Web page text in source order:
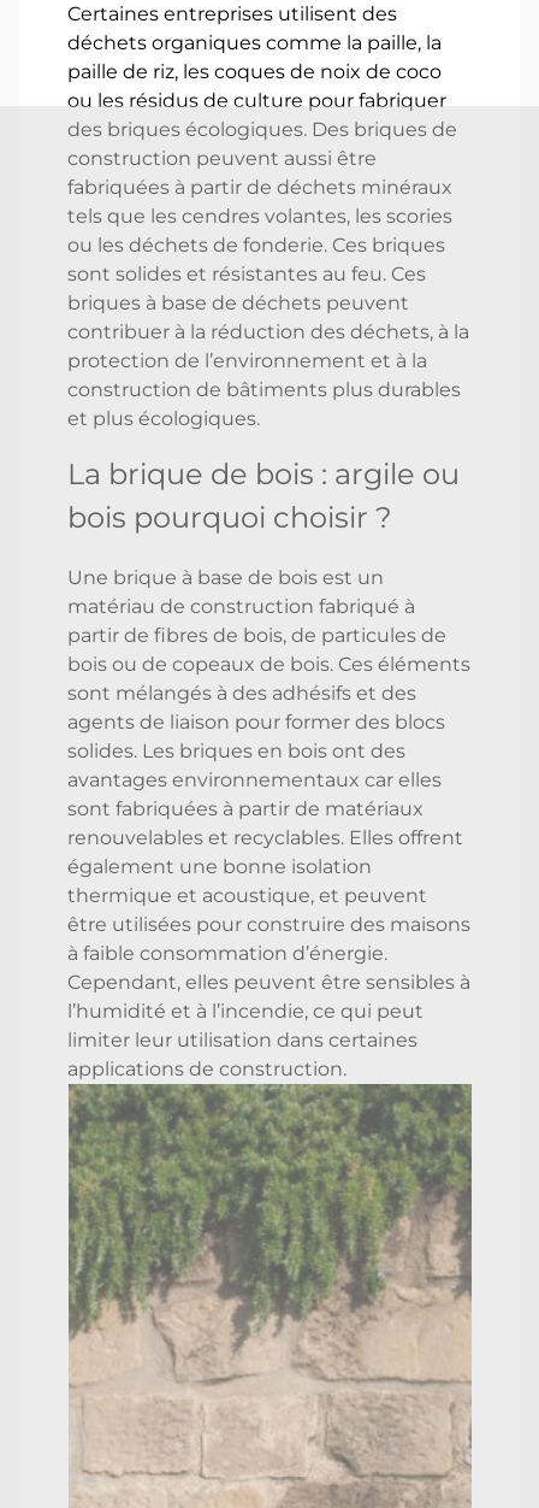
Certaines entreprises utilisent des
déchets organiques comme la paille, la
paille de riz, les coques de noix de coco
ou les résidus de culture pour fabriquer
des briques écologiques. Des briques de
construction peuvent aussi être
fabriquées à partir de déchets minéraux
tels que les cendres volantes, les scories
ou les déchets de fonderie. Ces briques
sont solides et résistantes au feu. Ces
briques à base de déchets peuvent
contribuer à la réduction des déchets, à la
protection de l’environnement et à la
construction de bâtiments plus durables
et plus écologiques.
La brique de bois : argile ou
bois pourquoi choisir ?
Une brique à base de bois est un
matériau de construction fabriqué à
partir de fibres de bois, de particules de
bois ou de copeaux de bois. Ces éléments
sont mélangés à des adhésifs et des
agents de liaison pour former des blocs
solides. Les briques en bois ont des
avantages environnementaux car elles
sont fabriquées à partir de matériaux
renouvelables et recyclables. Elles offrent
également une bonne isolation
thermique et acoustique, et peuvent
être utilisées pour construire des maisons
à faible consommation d’énergie.
Cependant, elles peuvent être sensibles à
l’humidité et à l’incendie, ce qui peut
limiter leur utilisation dans certaines
applications de construction.